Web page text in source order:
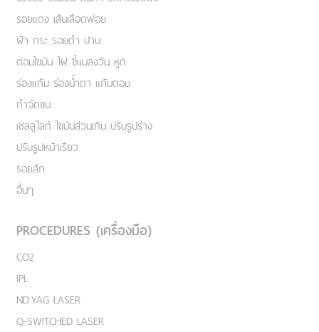
รอยแดง เส้นเลือดฟอย
ฝ้า กระ รอยดำ ปาน
ต่อมไขมัน ไฝ ขี้แมลงวัน หูด
ร่องแก้ม ร่องน้ำตา แก้มตอบ
กำจัดขน
เชลลูไลท์ ไขมันส่วนเกิน ปรับรูปร่าง
ปรับรูปหน้าเรียว
รอยสัก
อื่นๆ
PROCEDURES (เครื่องมือ)
CO2
IPL
ND:YAG LASER
Q-SWITCHED LASER